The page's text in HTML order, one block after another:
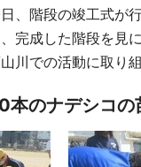
、階段の竣工式が
成した階段を見
川での活動に取り組
のナデシコの